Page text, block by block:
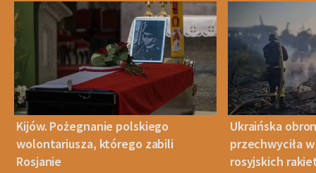
Kijów. Pożegnanie polskiego
wolontariusza, którego zabili
Rosjanie
Ukraińska
przechwyciła
rosyjskich